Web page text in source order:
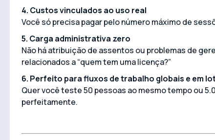
4. Custos vinculados ao uso real
Você só precisa pagar pelo número máximo de
5. Carga administrativa zero
Não há atribuição de assentos ou problemas de
relacionados a “quem tem uma licença?”
6. Perfeito para fluxos de trabalho globais e em
Quer você teste 50 pessoas ao mesmo tempo ou
perfeitamente.